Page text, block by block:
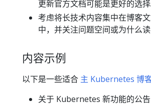
更新官方文档可能是更好的选择
考虑将长技术内容集中在博客
中，并关注问题空间或为什么读
内容示例
以下是一些适合 主 Kubernetes 博
关于 Kubernetes 新功能的公告